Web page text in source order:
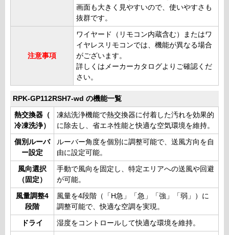
画面も大きく見やすいので、使いやすさも
抜群です。
注意事項
ワイヤード（リモコン内蔵含む）またはワ
イヤレスリモコンでは、機能が異なる場合
がございます。
詳しくはメーカーカタログよりご確認くだ
さい。
RPK-GP112RSH7-wd の機能一覧
熱交換器（
冷凍洗浄）
凍結洗浄機能で熱交換器に付着した汚れを効果的
に除去し、省エネ性能と快適な空気環境を維持。
個別ルーバ
ー設定
ルーバー角度を個別に調整可能で、送風方向を自
由に設定可能。
風向選択
（固定）
手動で風向を固定し、特定エリアへの送風や回避
が可能。
風量調整4
段階
風量を4段階（「H急」「急」「強」「弱」）に
調整可能で、快適な空調を実現。
ドライ 湿度をコントロールして快適な環境を維持。